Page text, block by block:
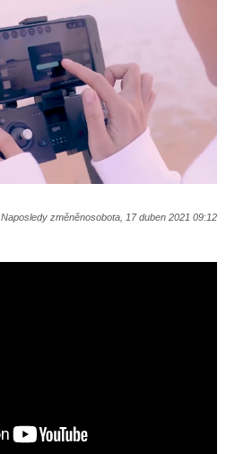
Naposledy změněnosobota, 17 duben 2021 09:12